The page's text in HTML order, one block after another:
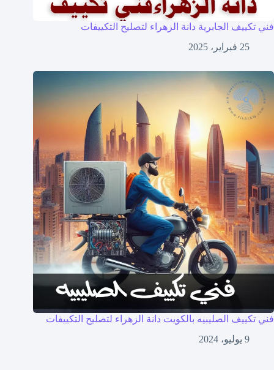
فني تكييف الجابرية دانة الزهراء لتصليح التكييفات
25 فبراير، 2025
فني تكييف الصليبيه بالكويت دانة الزهراء لتصليح التكييفات
9 يوليو، 2024